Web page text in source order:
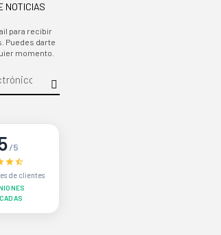
NOTICIAS
para recibir
Puedes darte
momento.
/5
de clientes